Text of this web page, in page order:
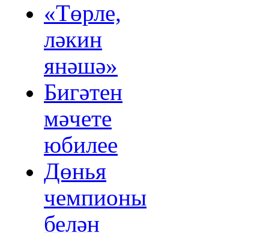
«Төрле,
ләкин
янәшә»
Бигәтен
мәчете
юбилее
Дөнья
чемпионы
белән